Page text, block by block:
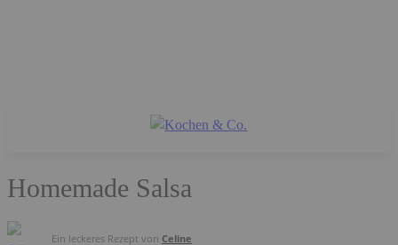
Homemade Salsa
Ein leckeres Rezept von Celine